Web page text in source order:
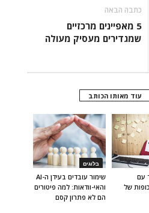
כתבה הבאה
5 מאפיינים מרכזיים
שמגדירים מעסיק מעולה
עוד מאותו הכותב
בלוגים
שימור עובדים בעידן ה-AI
והאי-וודאות: למה פיטורים
הם לא פתרון קסם
עם
של